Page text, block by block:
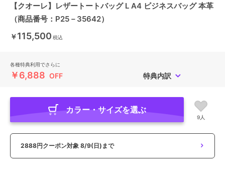
【クオーレ】レザートートバッグ L A4 ビジネスバッグ 本革
（商品番号：P25－35642）
￥115,500 税込
各種特典利用でさらに
￥6,888 OFF 特典内訳
カラー・サイズを選ぶ
9人
2888円クーポン対象 8/9(日)まで